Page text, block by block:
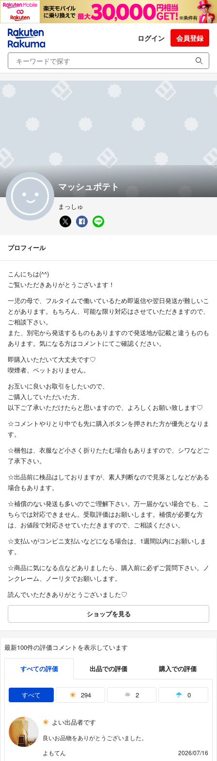
ログイン 会員登録
マッシュポテト
まっしゅ
プロフィール
こんにちは(^^)
ご覧いただきありがとうございます！
一児の母で、フルタイムで働いているため即返信や翌日発送が難しいこ
とがあります。もちろん、可能な限り対応はさせていただきますので、
ご相談下さい。
また、別宅から発送するものもありますので発送地が記載と違うものも
あります。気になる方はコメントにてご確認ください。
即購入いただいて大丈夫です♡
喫煙者、ペットおりません。
お互いに良いお取引をしたいので、
ご購入していただいた方、
以下ご了承いただけたらと思いますので、よろしくお願い致します♡
☆コメントやりとり中でも先に購入ボタンを押された方が優先となりま
す。
☆梱包は、衣服など小さく折りたたむ場合もありますので、シワなどご
了承下さい。
☆出品前に検品はしておりますが、素人判断なので見落としなどがある
場合もあります。
☆補償のない発送も多いのでご理解下さい。万一届かない場合でも、こ
ちらでは対応できません。受取評価はお願いします。補償が必要な方
は、お値段で対応させていただきますので、ご相談ください。
☆支払いがコンビニ支払いなどになる場合は、1週間以内にお願いしま
す。
☆商品に気になる点などありましたら、購入前に必ずご質問下さい。ノ
ンクレーム、ノーリタでお願いします。
読んでいただきありがとうございました♡
ショップを見る
最新100件の評価コメントを表示しています
すべての評価 出品での評価 購入での評価
すべて 294 2 0
よい出品者です
良いお品物をありがとうございました。
よもてん
2026/07/16